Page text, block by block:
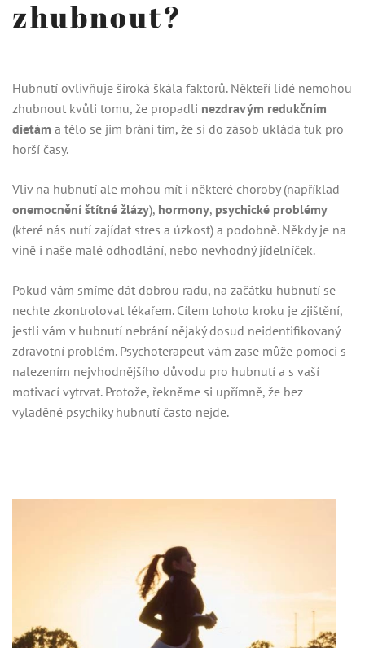
zhubnout?
Hubnutí ovlivňuje široká škála faktorů. Někteří lidé nemohou
zhubnout kvůli tomu, že propadli nezdravým redukčním
dietám a tělo se jim brání tím, že si do zásob ukládá tuk pro
horší časy.
Vliv na hubnutí ale mohou mít i některé choroby (například
onemocnění štítné žlázy), hormony, psychické problémy
(které nás nutí zajídat stres a úzkost) a podobně. Někdy je na
vině i naše malé odhodlání, nebo nevhodný jídelníček.
Pokud vám smíme dát dobrou radu, na začátku hubnutí se
nechte zkontrolovat lékařem. Cílem tohoto kroku je zjištění,
jestli vám v hubnutí nebrání nějaký dosud neidentifikovaný
zdravotní problém. Psychoterapeut vám zase může pomoci s
nalezením nejvhodnějšího důvodu pro hubnutí a s vaší
motivací vytrvat. Protože, řekněme si upřímně, že bez
vyladěné psychiky hubnutí často nejde.